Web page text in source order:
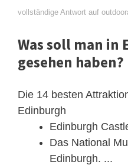
vollständige Antwort auf
Was soll man in
gesehen haben?
Die 14 besten
Edinburgh
Edinburgh
Das National
Edinburgh. ...